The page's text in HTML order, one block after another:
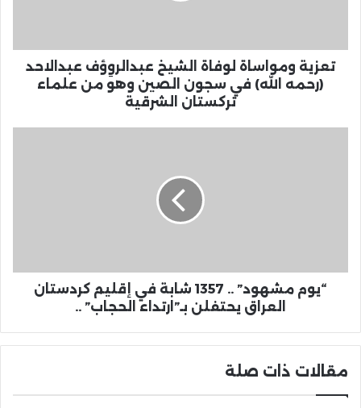
تعزية ومواساة لوفاة الشيخ عبدالروِؤف عبدالاحد
(رحمه الله) في سجون الصين وهو من علماء
تركستان الشرقية
“يوم مشهود” .. 1357 شابة في إقليم كردستان
العراق يحتفلن بـ”ارتداء الحجاب” ..
مقالات ذات صلة